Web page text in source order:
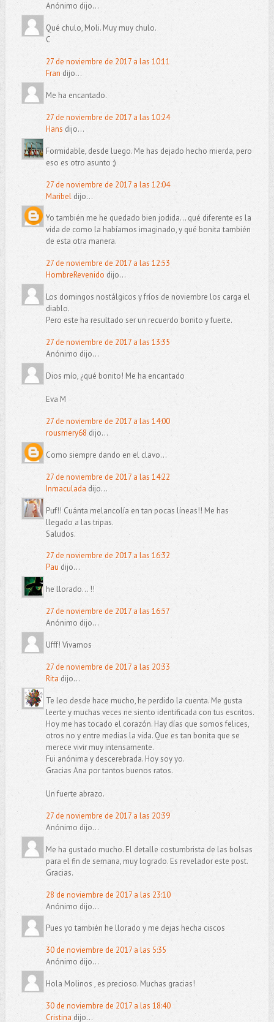
Anónimo dijo...
Qué chulo, Moli. Muy muy chulo.
C
27 de noviembre de 2017 a las 10:11
Fran dijo...
Me ha encantado.
27 de noviembre de 2017 a las 10:24
Hans dijo...
Formidable, desde luego. Me has dejado hecho mierda, pero
eso es otro asunto ;)
27 de noviembre de 2017 a las 12:04
Maribeldijo...
Yo también me he quedado bien jodida... qué diferente es la
vida de como la habíamos imaginado, y qué bonita también
de esta otra manera.
27 de noviembre de 2017 a las 12:53
HombreRevenido dijo...
Los domingos nostálgicos y fríos de noviembre los carga el
diablo.
Pero este ha resultado ser un recuerdo bonito y fuerte.
27 de noviembre de 2017 a las 13:35
Anónimo dijo...
Dios mío, ¿qué bonito! Me ha encantado
Eva M
27 de noviembre de 2017 a las 14:00
rousmery68 dijo...
Como siempre dando en el clavo...
27 de noviembre de 2017 a las 14:22
Inmaculada dijo...
Puf!! Cuánta melancolía en tan pocas líneas!! Me has
llegado a las tripas.
Saludos.
27 de noviembre de 2017 a las 16:32
Pau dijo...
he llorado... !!
27 de noviembre de 2017 a las 16:57
Anónimo dijo...
Ufff! Vivamos
27 de noviembre de 2017 a las 20:33
Rita dijo...
Te leo desde hace mucho, he perdido la cuenta. Me gusta
leerte y muchas veces ne siento identificada con tus escritos.
Hoy me has tocado el corazón. Hay días que somos felices,
otros no y entre medias la vida. Que es tan bonita que se
merece vivir muy intensamente.
Fui anónima y descerebrada. Hoy soy yo.
Gracias Ana por tantos buenos ratos.
Un fuerte abrazo.
27 de noviembre de 2017 a las 20:39
Anónimo dijo...
Me ha gustado mucho. El detalle costumbrista de las bolsas
para el fin de semana, muy logrado. Es revelador este post.
Gracias.
28 de noviembre de 2017 a las 23:10
Anónimo dijo...
Pues yo también he llorado y me dejas hecha ciscos
30 de noviembre de 2017 a las 5:35
Anónimo dijo...
Hola Molinos , es precioso. Muchas gracias!
30 de noviembre de 2017 a las 18:40
Cristina dijo...